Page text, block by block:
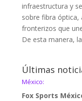
infraestructura y
sobre fibra óptica,
fronterizos que
De esta manera,
Últimas
México:
Fox Sports